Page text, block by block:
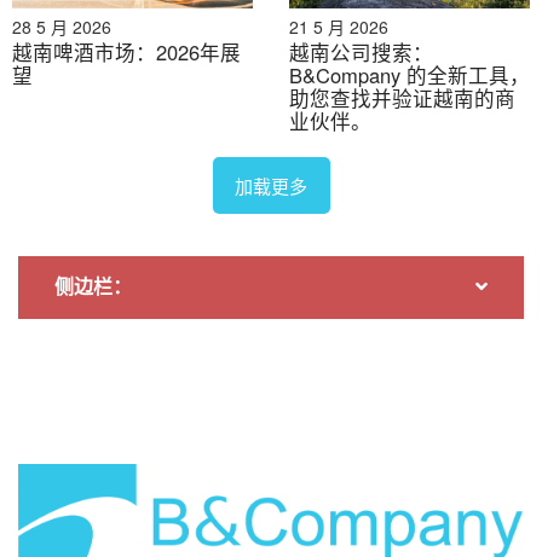
October, 2025)
2.
List of Japanese Health Supplement suppliers
attending event in Hanoi – Health Supplement day
接，以尊重版权。.
作伙伴和分析市场。.
28 5 月 2026
越南啤酒市场：2026年展
望
21 5 月 2026
越南公司搜索：
B&Company 的全新工具，
助您查找并验证越南的商
业伙伴。
加载更多
侧边栏：